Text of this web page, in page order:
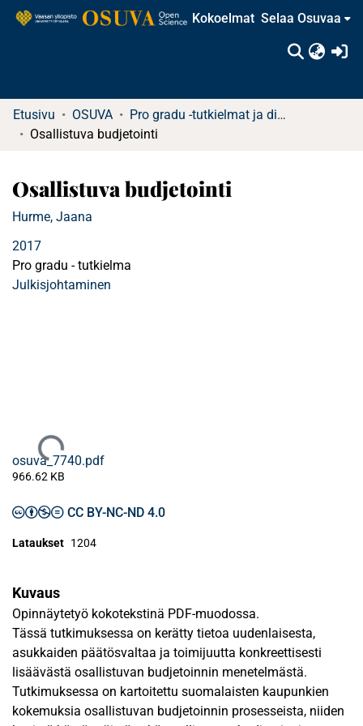
Kokoelmat Selaa Osuvaa
Etusivu OSUVA
Pro gradu -tutkielmat ja diplomityöt
Osallistuva budjetointi
Osallistuva budjetointi
Hurme, Jaana
2017
Pro gradu - tutkielma
Julkisjohtaminen
Ladataan...
osuva_7740.pdf
966.62 KB
CC BY-NC-ND 4.0
Lataukset 1204
Kuvaus
Opinnäytetyö kokotekstinä PDF-muodossa.
Tässä tutkimuksessa on kerätty tietoa uudenlaisesta,
asukkaiden päätösvaltaa ja toimijuutta konkreettisesti
lisäävästä osallistuvan budjetoinnin menetelmästä.
Tutkimuksessa on kartoitettu suomalaisten kaupunkien
kokemuksia osallistuvan budjetoinnin prosesseista, niiden